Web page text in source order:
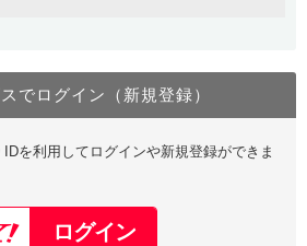
Domain Oneにログイン
Oneアカウント作成
以下でも登録可能
でログイン（新規登録）
を利用してログインや新規登録ができま